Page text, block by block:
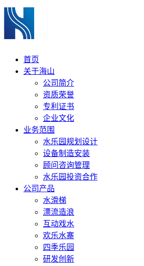
首页
关于海山
公司简介
资质荣誉
专利证书
企业文化
业务范围
水乐园规划设计
设备制造安装
顾问咨询管理
水乐园投资合作
公司产品
水滑梯
漂流造浪
互动戏水
欢乐水寨
四季乐园
研发创新